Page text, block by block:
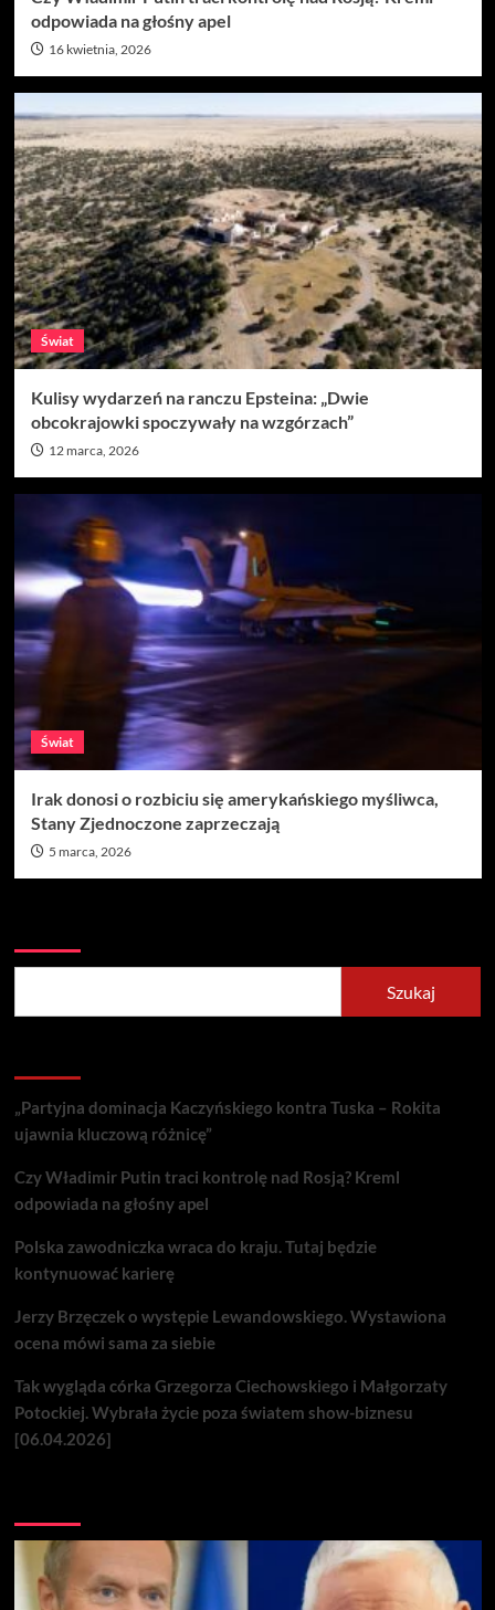
odpowiada na głośny apel
16 kwietnia, 2026
Świat
Kulisy wydarzeń na ranczu Epsteina: „Dwie
obcokrajowki spoczywały na wzgórzach”
12 marca, 2026
Świat
Irak donosi o rozbiciu się amerykańskiego myśliwca,
Stany Zjednoczone zaprzeczają
5 marca, 2026
Szukaj
„Partyjna dominacja Kaczyńskiego kontra Tuska – Rokita
ujawnia kluczową różnicę”
Czy Władimir Putin traci kontrolę nad Rosją? Kreml
odpowiada na głośny apel
Polska zawodniczka wraca do kraju. Tutaj będzie
kontynuować karierę
Jerzy Brzęczek o występie Lewandowskiego. Wystawiona
ocena mówi sama za siebie
Tak wygląda córka Grzegorza Ciechowskiego i Małgorzaty
Potockiej. Wybrała życie poza światem show-biznesu
[06.04.2026]